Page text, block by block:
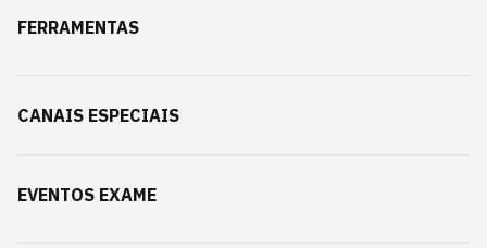
FERRAMENTAS
CANAIS ESPECIAIS
EVENTOS EXAME